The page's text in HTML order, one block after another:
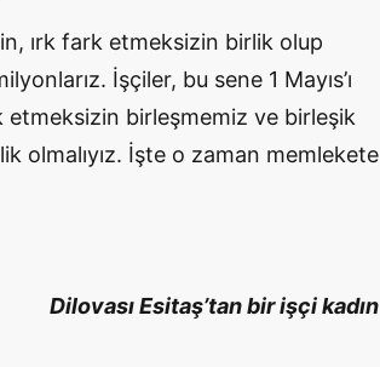
ırk fark etmeksizin birlik olup
İşçiler, bu sene 1 Mayıs’ı
etmeksizin birleşmemiz ve birleşik
olmalıyız. İşte o zaman memlekete
Dilovası Esitaş’tan bir işçi kadın